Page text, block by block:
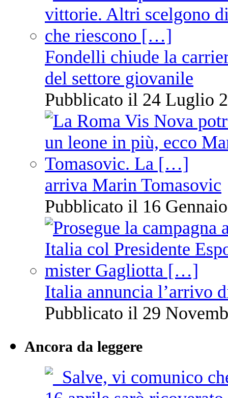
Fondelli chiude la
del settore giovanile
Pubblicato il 24 Luglio
arriva Marin Tomasovic
Pubblicato il 16
Italia annuncia l’arrivo
Pubblicato il 29
Ancora da leggere